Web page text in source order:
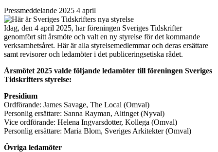
Pressmeddelande 2025 4 april
Idag, den 4 april 2025, har föreningen Sveriges Tidskrifter
genomfört sitt årsmöte och valt en ny styrelse för det kommande
verksamhetsåret. Här är alla styrelsemedlemmar och deras ersättare
samt revisorer och ledamöter i det publiceringsetiska rådet.
Årsmötet 2025 valde följande ledamöter till föreningen Sveriges
Tidskrifters styrelse:
Presidium
Ordförande: James Savage, The Local (Omval)
Personlig ersättare: Sanna Rayman, Altinget (Nyval)
Vice ordförande: Helena Ingvarsdotter, Kollega (Omval)
Personlig ersättare: Maria Blom, Sveriges Arkitekter (Omval)
Övriga ledamöter